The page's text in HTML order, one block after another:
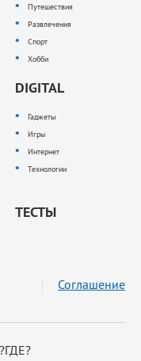
Путешествия
Развлечения
Спорт
Хобби
DIGITAL
Гаджеты
Игры
Интернет
Технологии
ТЕСТЫ
Соглашение